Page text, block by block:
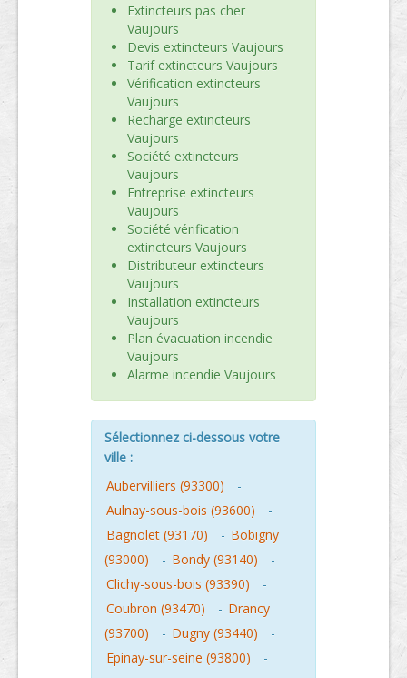
Extincteurs pas cher
Vaujours
Devis extincteurs Vaujours
Tarif extincteurs Vaujours
Vérification extincteurs
Vaujours
Recharge extincteurs
Vaujours
Société extincteurs
Vaujours
Entreprise extincteurs
Vaujours
Société vérification
extincteurs Vaujours
Distributeur extincteurs
Vaujours
Installation extincteurs
Vaujours
Plan évacuation incendie
Vaujours
Alarme incendie Vaujours
Sélectionnez ci-dessous votre
ville :
Aubervilliers (93300)
-
Aulnay-sous-bois (93600)
-
Bagnolet (93170)
- Bobigny
(93000)
- Bondy (93140)
-
Clichy-sous-bois (93390)
-
Coubron (93470)
- Drancy
(93700)
- Dugny (93440)
-
Epinay-sur-seine (93800)
-